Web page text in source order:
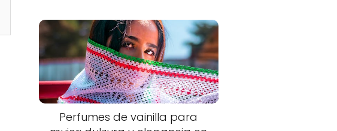
Perfumes de vainilla para